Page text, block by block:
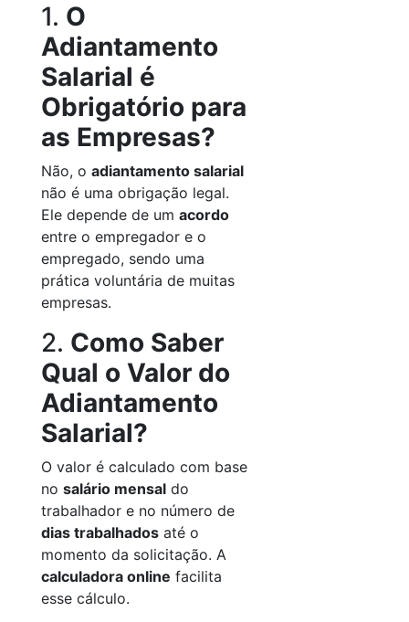
1. O
Adiantamento
Salarial é
Obrigatório para
as Empresas?
Não, o adiantamento salarial
não é uma obrigação legal.
Ele depende de um acordo
entre o empregador e o
empregado, sendo uma
prática voluntária de muitas
empresas.
2. Como Saber
Qual o Valor do
Adiantamento
Salarial?
O valor é calculado com base
no salário mensal do
trabalhador e no número de
dias trabalhados até o
momento da solicitação. A
calculadora online facilita
esse cálculo.